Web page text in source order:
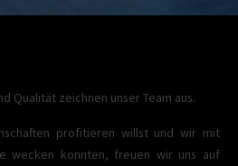
Qualität zeichnen unser Team aus.
profitieren willst und wir mit
wecken konnten, freuen wir uns auf